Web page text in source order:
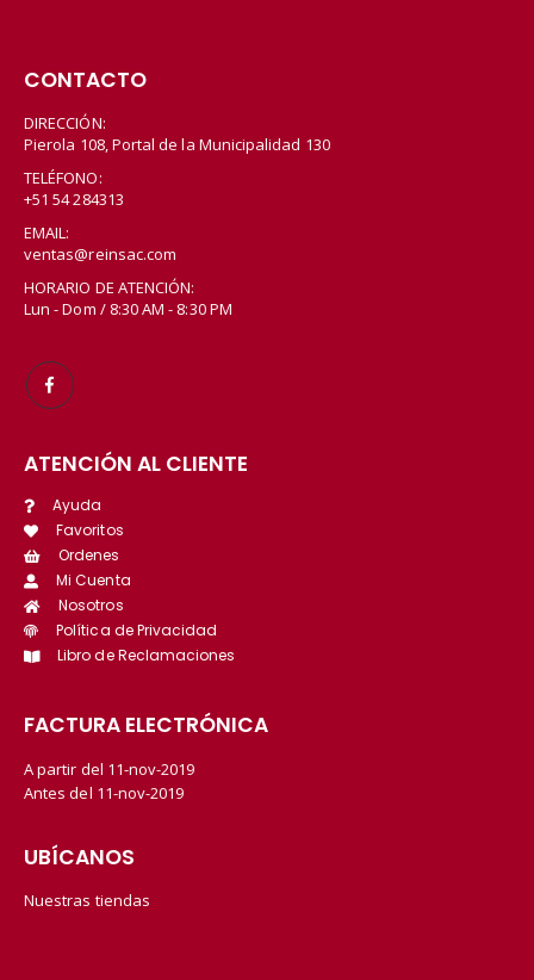
CONTACTO
DIRECCIÓN:
Pierola 108, Portal de la Municipalidad 130
TELÉFONO:
+51 54 284313
EMAIL:
ventas@reinsac.com
HORARIO DE ATENCIÓN:
Lun - Dom / 8:30 AM - 8:30 PM
ATENCIÓN AL CLIENTE
Ayuda
Favoritos
Ordenes
Mi Cuenta
Nosotros
Política de Privacidad
Libro de Reclamaciones
FACTURA ELECTRÓNICA
A partir del 11-nov-2019
Antes del 11-nov-2019
UBÍCANOS
Nuestras tiendas